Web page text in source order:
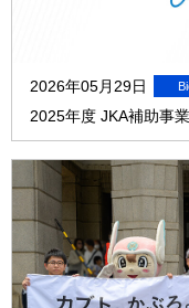
2026年05月29日
2025年度 JKA補助事